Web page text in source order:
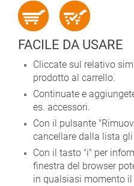
FACILE DA USARE
Cliccate sul relativo
prodotto al carrello.
Continuate e
es. accessori.
Con il pulsante
cancellare dalla lista
Con il tasto "i" per
finestra del browser
in qualsiasi momento il